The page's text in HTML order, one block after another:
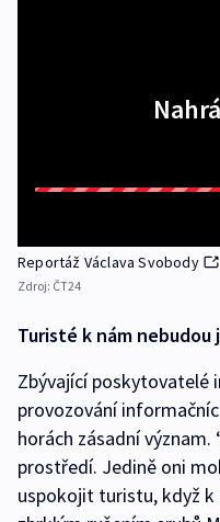
Reportáž Václava Svobody
Zdroj: ČT24
Turisté k nám
Zbývající poskytovatelé
provozování
horách zásadní
prostředí. Jedině oni
uspokojit turistu, když k